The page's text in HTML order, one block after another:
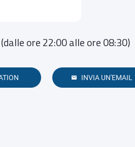
ore 22:00 alle ore 08:30)
INVIA UN'EMAIL